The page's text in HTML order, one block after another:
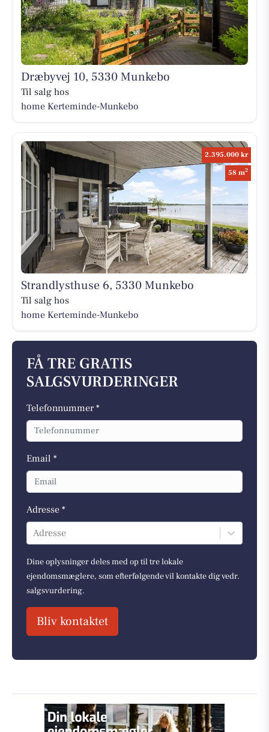
Dræbyvej 10, 5330 Munkebo
Til salg hos
home Kerteminde-Munkebo
2.395.000 kr
58 m2
Strandlysthuse 6, 5330 Munkebo
Til salg hos
home Kerteminde-Munkebo
FÅ TRE GRATIS
SALGSVURDERINGER
Telefonnummer *
Email *
Adresse *
Adresse
Dine oplysninger deles med op til tre lokale
ejendomsmæglere, som efterfølgende vil kontakte dig vedr.
salgsvurdering.
Bliv kontaktet